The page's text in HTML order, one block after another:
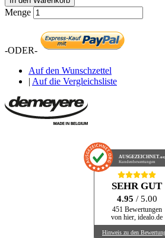
Menge
-ODER-
Auf den Wunschzettel
| Auf die Vergleichsliste
AUSGEZEICHNET
Kundenbewertungen
SEHR GUT
4.95 / 5.00
451 Bewertungen
von hier, idealo.de
Hinweis zu den